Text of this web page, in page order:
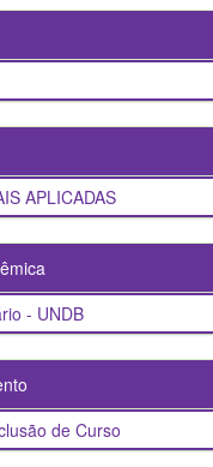
APLICADAS
- UNDB
de Curso